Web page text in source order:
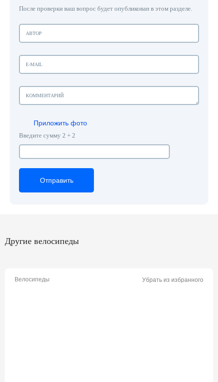
После проверки ваш вопрос будет опубликован в этом разделе.
Приложить фото
Введите сумму 2 + 2
Отправить
Отправить
Отправить
Другие велосипеды
Велосипеды Убрать из избранного